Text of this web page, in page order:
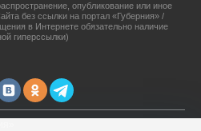
опубликование или иное
без ссылки на портал «Губерния» /
в Интернете обязательно наличие
гиперссылки)